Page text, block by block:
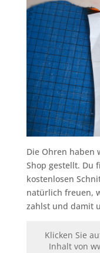
Die Ohren haben
Shop gestellt. Du
kostenlosen
natürlich freuen,
zahlst und damit
Klicken Sie
Inhalt von